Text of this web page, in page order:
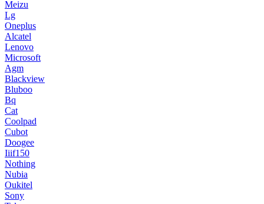
Meizu
Lg
Oneplus
Alcatel
Lenovo
Microsoft
Agm
Blackview
Bluboo
Bq
Cat
Coolpad
Cubot
Doogee
Iiif150
Nothing
Nubia
Oukitel
Sony